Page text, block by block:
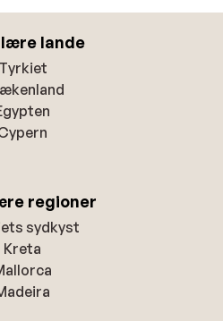
lande
Tyrkiet
regioner
sydkyst
Kreta